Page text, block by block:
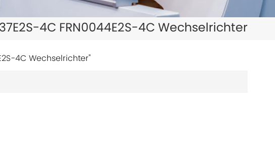
한국의
4C FRN0044E2S-4C Wechselrichter
4C Wechselrichter"